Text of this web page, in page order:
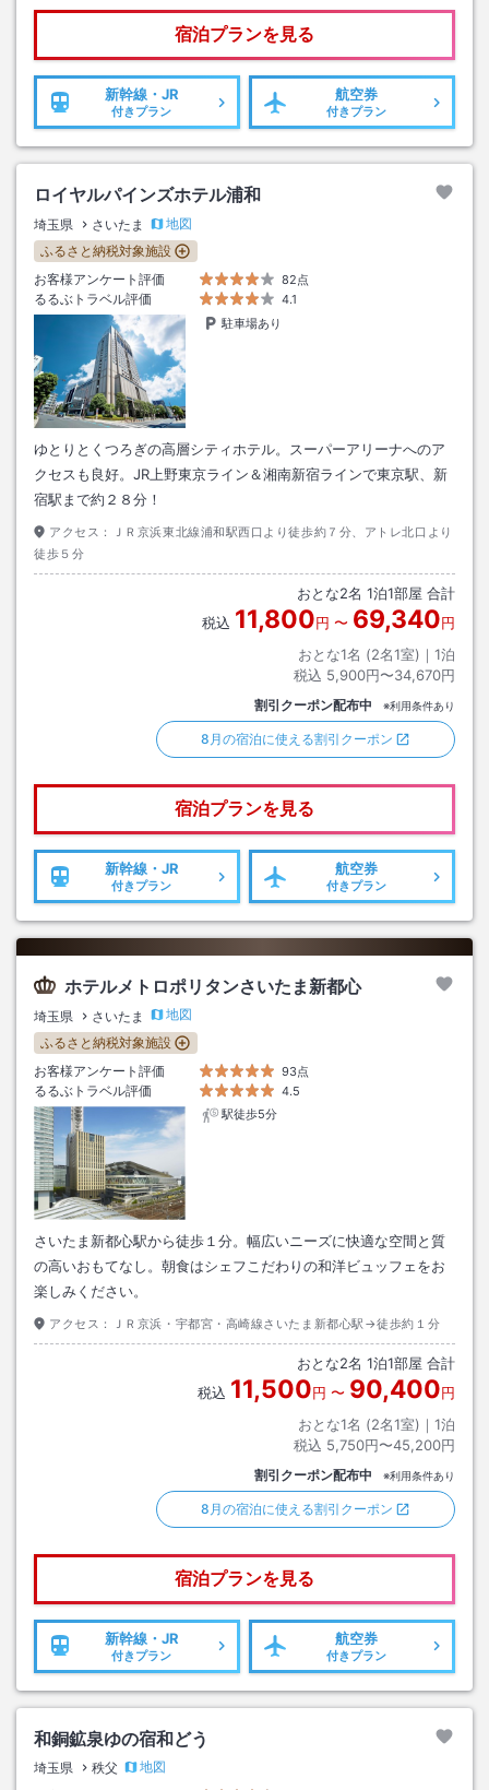
宿泊プランを見る
新幹線・JR
付きプラン
航空券
付きプラン
ロイヤルパインズホテル浦和
埼玉県 さいたま
地図
ふるさと納税対象施設
お客様アンケート評価
82点
るるぶトラベル評価
4.1
駐車場あり
ゆとりとくつろぎの高層シティホテル。スーパーアリーナへのア
クセスも良好。JR上野東京ライン＆湘南新宿ラインで東京駅、新
宿駅まで約２８分！
アクセス：
ＪＲ京浜東北線浦和駅西口より徒歩約７分、アトレ北口より
徒歩５分
おとな2名 1泊1部屋 合計
税込 11,800円 〜 69,340円
おとな1名 (2名1室)｜ 1泊
税込 5,900円〜34,670円
割引クーポン配布中 ※利用条件あり
8月の宿泊に使える割引クーポン
宿泊プランを見る
新幹線・JR
付きプラン
航空券
付きプラン
ホテルメトロポリタンさいたま新都心
埼玉県 さいたま
地図
ふるさと納税対象施設
お客様アンケート評価
93点
るるぶトラベル評価
4.5
駅徒歩5分
さいたま新都心駅から徒歩１分。幅広いニーズに快適な空間と質
の高いおもてなし。朝食はシェフこだわりの和洋ビュッフェをお
楽しみください。
アクセス： ＪＲ京浜・宇都宮・高崎線さいたま新都心駅→徒歩約１分
おとな2名 1泊1部屋 合計
税込 11,500円 〜 90,400円
おとな1名 (2名1室)｜ 1泊
税込 5,750円〜45,200円
割引クーポン配布中 ※利用条件あり
8月の宿泊に使える割引クーポン
宿泊プランを見る
新幹線・JR
付きプラン
航空券
付きプラン
和銅鉱泉ゆの宿和どう
埼玉県 秩父
地図